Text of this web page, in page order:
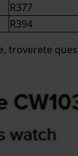
R377
R394
troverete